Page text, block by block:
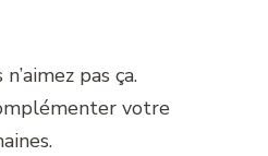
pas ça.
votre